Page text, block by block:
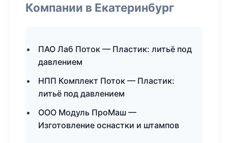
Компании в Екатеринбург
ПАО Лаб Поток — Пластик: литьё под
давлением
НПП Комплект Поток — Пластик:
литьё под давлением
ООО Модуль ПроМаш —
Изготовление оснастки и штампов